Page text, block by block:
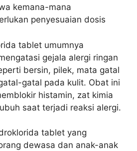
kemana-mana
penyesuaian dosis
tablet umumnya
gejala alergi ringan
bersin, pilek, mata gatal
gatal pada kulit. Obat ini
histamin, zat kimia
saat terjadi reaksi alergi.
tablet yang
dewasa dan anak-anak